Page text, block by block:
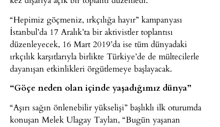
“Hepimiz göçmeniz, ırkçılığa hayır” kampanyası
İstanbul’da 17 Aralık’ta bir aktivistler toplantısı
düzenleyecek, 16 Mart 2019’da ise tüm dünyadaki
ırkçılık karşıtlarıyla birlikte Türkiye’de de mültecilerle
dayanışan etkinlikleri örgütlemeye başlayacak.
“Göçe neden olan içinde yaşadığımız dünya”
“Aşırı sağın önlenebilir yükselişi” başlıklı ilk oturumda
konuşan Melek Ulagay Taylan, “Bugün yaşanan